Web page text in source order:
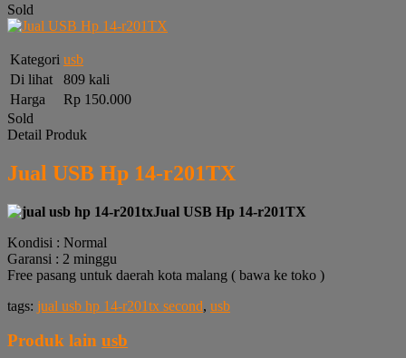
Sold
Kategori usb
Di lihat
809 kali
Harga
Rp 150.000
Sold
Detail Produk
Jual USB Hp 14-r201TX
Jual USB Hp 14-r201TX
Kondisi : Normal
Garansi : 2 minggu
Free pasang untuk daerah kota malang ( bawa ke toko )
tags: jual usb hp 14-r201tx second, usb
Produk lain usb